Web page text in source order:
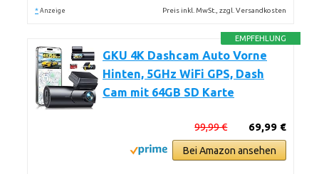
* Anzeige Preis inkl. MwSt., zzgl. Versandkosten
EMPFEHLUNG
GKU 4K Dashcam Auto Vorne
Hinten, 5GHz WiFi GPS, Dash
Cam mit 64GB SD Karte
69,99 €
99,99 €
Bei Amazon ansehen